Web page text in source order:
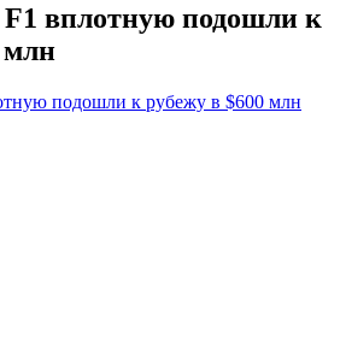
вплотную подошли к
млн
подошли к рубежу в $600 млн